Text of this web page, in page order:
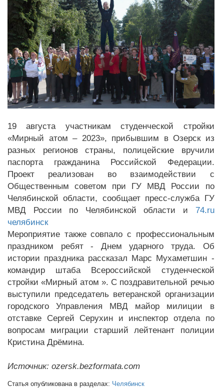
19 августа участникам студенческой стройки
«Мирный атом – 2023», прибывшим в Озерск из
разных регионов страны, полицейские вручили
паспорта гражданина Российской Федерации.
Проект реализован во взаимодействии с
Общественным советом при ГУ МВД России по
Челябинской области, сообщает пресс-служба ГУ
МВД России по Челябинской области и 74.ru
челябинск
Мероприятие также совпало с профессиональным
праздником ребят - Днем ударного труда. Об
истории праздника рассказал Марс Мухаметшин -
командир штаба Всероссийской студенческой
стройки «Мирный атом ». С поздравительной речью
выступили председатель ветеранской организации
городского Управления МВД майор милиции в
отставке Сергей Серухин и инспектор отдела по
вопросам миграции старший лейтенант полиции
Кристина Дрёмина.
Источник: ozersk.bezformata.com
Статья опубликована в разделах: Челябинск